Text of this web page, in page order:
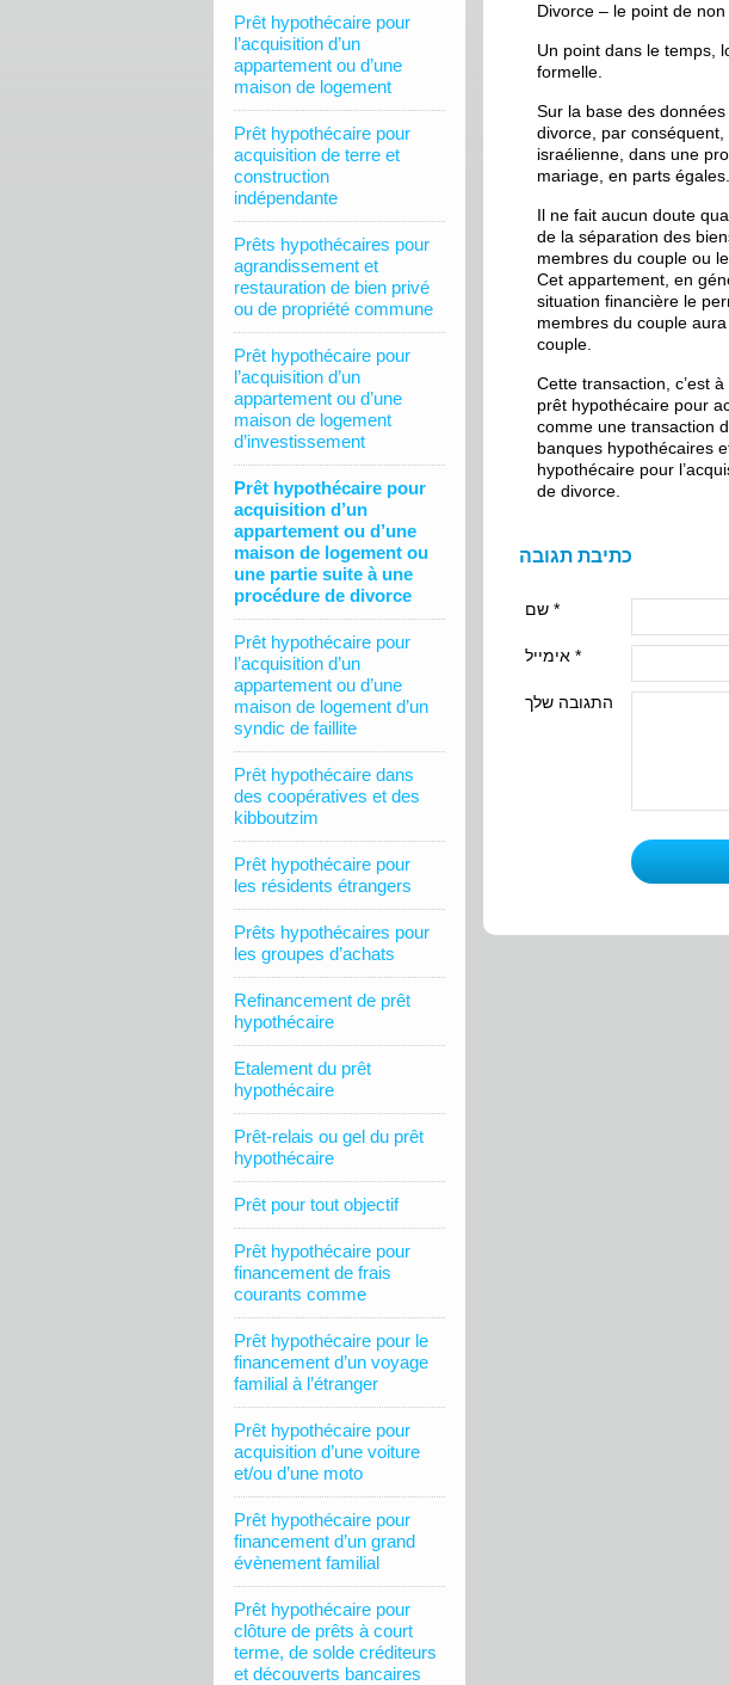
Prêt hypothécaire pour
l’acquisition d’un
appartement ou d’une
maison de logement
Prêt hypothécaire pour
acquisition de terre et
construction
indépendante
Prêts hypothécaires pour
agrandissement et
restauration de bien privé
ou de propriété commune
Prêt hypothécaire pour
l’acquisition d’un
appartement ou d’une
maison de logement
d’investissement
Prêt hypothécaire pour
acquisition d’un
appartement ou d’une
maison de logement ou
une partie suite à une
procédure de divorce
Prêt hypothécaire pour
l’acquisition d’un
appartement ou d’une
maison de logement d’un
syndic de faillite
Prêt hypothécaire dans
des coopératives et des
kibboutzim
Prêt hypothécaire pour
les résidents étrangers
Prêts hypothécaires pour
les groupes d’achats
Refinancement de prêt
hypothécaire
Etalement du prêt
hypothécaire
Prêt-relais ou gel du prêt
hypothécaire
Prêt pour tout objectif
Prêt hypothécaire pour
financement de frais
courants comme
Prêt hypothécaire pour le
financement d’un voyage
familial à l’étranger
Prêt hypothécaire pour
acquisition d’une voiture
et/ou d’une moto
Prêt hypothécaire pour
financement d’un grand
évènement familial
Prêt hypothécaire pour
clôture de prêts à court
terme, de solde créditeurs
et découverts bancaires
Divorce – le point de
Un point dans le temps,
formelle.
Sur la base des
divorce, par
israélienne, dans une
mariage, en parts égales.
Il ne fait aucun doute
de la séparation des
membres du couple ou
Cet appartement, en
situation financière le
membres du couple
couple.
Cette transaction, c’est
prêt hypothécaire pour
comme une transaction
banques hypothécaires
hypothécaire pour
de divorce.
כתיבת תגובה
שם *
אימייל *
התגובה שלך